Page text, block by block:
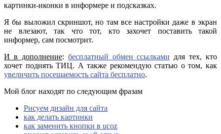
картинки-иконки в информере и подсказках.
Я бы выложил скриншот, но там все настройки даже в экран
не влезают, так что тот, кто захочет поставить такой
информер, сам посмотрит.
И в дополнение: бесплатный обмен ссылками для тех, кто
хочет поднять ТИЦ. А также рекомендую статью о том, как
увеличить посещаемость сайта бесплатно.
Мой блог находят по следующим фразам
Рисуем дизайн для сайта
как делать картинки
как заменить кнопки в ucoz